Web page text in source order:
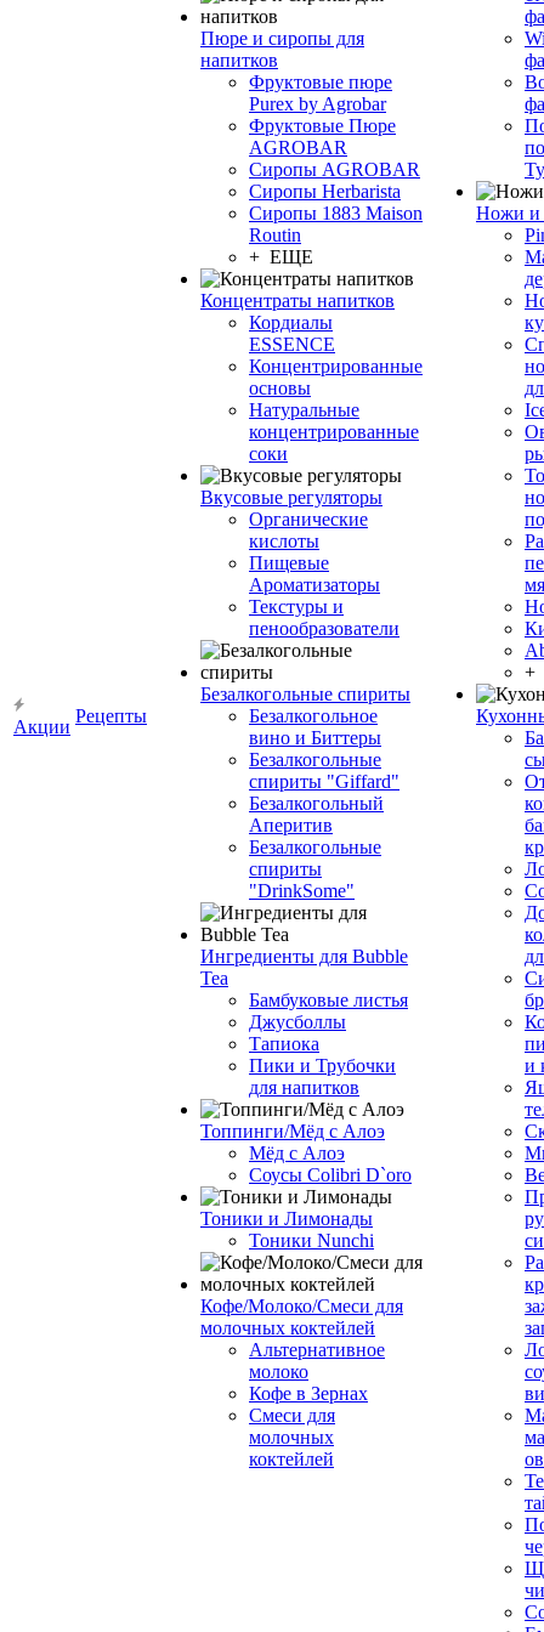
Акции
Рецепты
Пюре и сиропы для
напитков
Фруктовые пюре
Purex by Agrobar
Фруктовые Пюре
AGROBAR
Сиропы AGROBAR
Сиропы Herbarista
Сиропы 1883 Maison
Routin
+ ЕЩЕ
Концентраты напитков
Кордиалы
ESSENCE
Концентрированные
основы
Натуральные
концентрированные
соки
Вкусовые регуляторы
Органические
кислоты
Пищевые
Ароматизаторы
Текстуры и
пенообразователи
Безалкогольные спириты
Безалкогольное
вино и Биттеры
Безалкогольные
спириты "Giffard"
Безалкогольный
Аперитив
Безалкогольные
спириты
"DrinkSome"
Ингредиенты для Bubble
Tea
Бамбуковые листья
Джусболлы
Тапиока
Пики и Трубочки
для напитков
Топпинги/Мёд с Алоэ
Мёд с Алоэ
Соусы Colibri D`oro
Тоники и Лимонады
Тоники Nunchi
Кофе/Молоко/Смеси для
молочных коктейлей
Альтернативное
молоко
Кофе в Зернах
Смеси для
молочных
коктейлей
Ножи и
+
и